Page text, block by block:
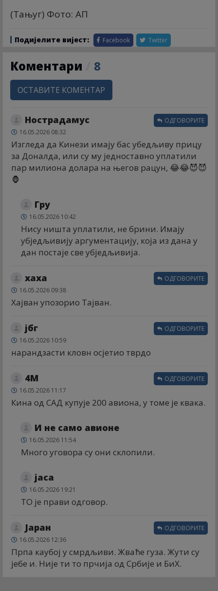
(Тањуг) Фото: АП
Подијелите вијест: Facebook Twitter
Коментари 8
ОСТАВИТЕ КОМЕНТАР
Нострадамус
16.05.2026 08:32
Изгледа да Кинези имају бас убедљиву прицу
за Доналда, или су му једноставно уплатили
пар милиона долара на његов рацун, 😂😂😈😈
🦍
ОДГОВОРИТЕ
Гру
16.05.2026 10:42
Нису ништа уплатили, не брини. Имају
убједљивију аргументацију, која из дана у
дан постаје све убједљивија.
хаха
16.05.2026 09:38
Хајван упозорио Тајван.
ОДГОВОРИТЕ
јбг
16.05.2026 10:59
нарандзасти кловн осјетио тврдо
ОДГОВОРИТЕ
4М
16.05.2026 11:17
Кина од САД купује 200 авиона, у томе је квака.
ОДГОВОРИТЕ
И не само авионе
16.05.2026 11:54
Много уговора су они склопили.
јаса
16.05.2026 19:21
ТО је прави одговор.
Јаран
16.05.2026 12:36
Прпа каубој у смрдљиви. Жваће гуза. Жути су
јебе и. Није ти то прчија од Србије и БиХ.
ОДГОВОРИТЕ